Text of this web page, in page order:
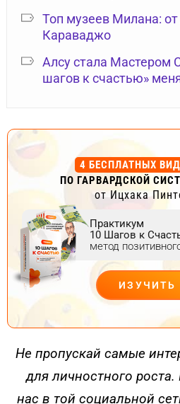
Топ музеев Милана:
Караваджо
Алсу стала Мастером
шагов к счастью»
4 БЕСПЛАТНЫХ
ПО ГАРВАРДСКОЙ
от Ицхака
Практикум
10 Шагов к
метод
ИЗУЧИТЬ
ДЕЙСТВУЙ
Не пропускай самые
для личностного
нас в той социальной